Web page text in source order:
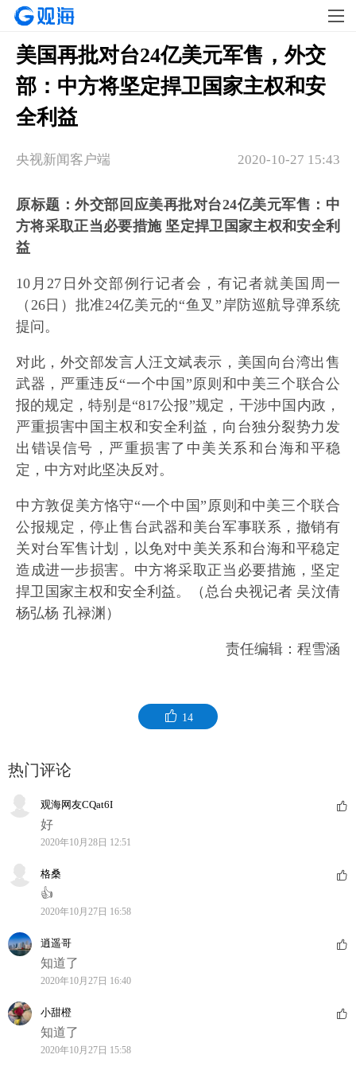
美国再批对台24亿美元军售，外交
部：中方将坚定捍卫国家主权和安
全利益
2020-10-27 15:43
央视新闻客户端
原标题：外交部回应美再批对台24亿美元军售：中
方将采取正当必要措施 坚定捍卫国家主权和安全利
益
10月27日外交部例行记者会，有记者就美国周一
（26日）批准24亿美元的“鱼叉”岸防巡航导弹系统
提问。
对此，外交部发言人汪文斌表示，美国向台湾出售
武器，严重违反“一个中国”原则和中美三个联合公
报的规定，特别是“817公报”规定，干涉中国内政，
严重损害中国主权和安全利益，向台独分裂势力发
出错误信号，严重损害了中美关系和台海和平稳
定，中方对此坚决反对。
中方敦促美方恪守“一个中国”原则和中美三个联合
公报规定，停止售台武器和美台军事联系，撤销有
关对台军售计划，以免对中美关系和台海和平稳定
造成进一步损害。中方将采取正当必要措施，坚定
捍卫国家主权和安全利益。（总台央视记者 吴汶倩
杨弘杨 孔禄渊）
责任编辑：程雪涵
14
热门评论
观海网友CQat6I
好
2020年10月28日 12:51
格桑
👍
2020年10月27日 16:58
逍遥哥
知道了
2020年10月27日 16:40
小甜橙
知道了
2020年10月27日 15:58